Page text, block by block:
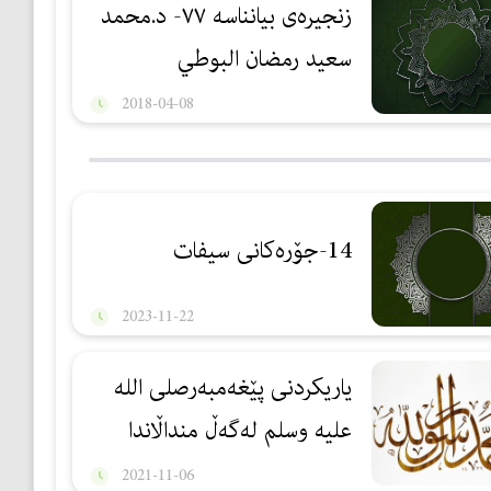
زنجیرەی بیانناسە ٧٧- د.محمد
سعيد رمضان البوطي
2018-04-08
14-جۆرەكانی سیفات
2023-11-22
یاریكردنی پێغەمبەرصلی الله
علیه وسلم لەگەڵ منداڵاندا
2021-11-06